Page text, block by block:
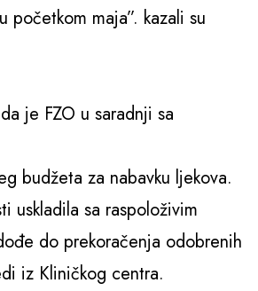
početkom maja”. kazali su
je FZO u saradnji sa
budžeta za nabavku ljekova.
uskladila sa raspoloživim
do prekoračenja odobrenih
iz Kliničkog centra.